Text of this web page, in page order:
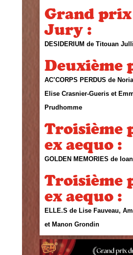
Grand
Jury :
DESIDERIUM de Titouan
Deuxième
AC’CORPS PERDUS de
Elise Crasnier-Gueris et
Prudhomme
Troisième
ex aequo :
GOLDEN MEMORIES de
Troisième
ex aequo :
ELLE.S de Lise Fauveau,
et Manon Grondin